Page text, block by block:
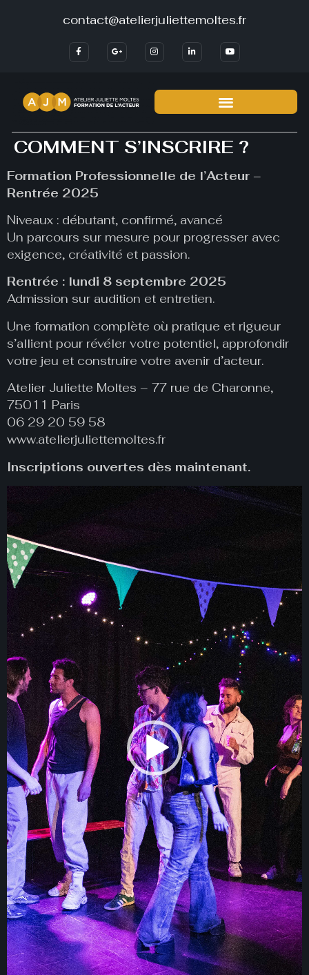
contact@atelierjuliettemoltes.fr
COMMENT S’INSCRIRE ?
Formation Professionnelle de l’Acteur –
Rentrée 2025
Niveaux : débutant, confirmé, avancé
Un parcours sur mesure pour progresser avec
exigence, créativité et passion.
Rentrée : lundi 8 septembre 2025
Admission sur audition et entretien.
Une formation complète où pratique et rigueur
s’allient pour révéler votre potentiel, approfondir
votre jeu et construire votre avenir d’acteur.
Atelier Juliette Moltes – 77 rue de Charonne,
75011 Paris
06 29 20 59 58
www.atelierjuliettemoltes.fr
Inscriptions ouvertes dès maintenant.
Lecteur
vidéo